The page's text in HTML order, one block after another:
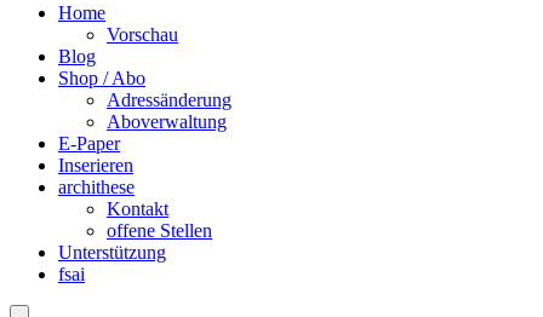
Home
Vorschau
Blog
Shop / Abo
Adressänderung
Aboverwaltung
E-Paper
Inserieren
archithese
Kontakt
offene Stellen
Unterstützung
fsai